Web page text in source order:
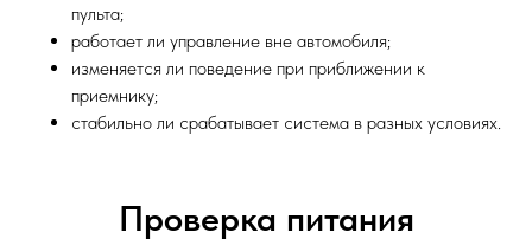
пульта;
работает ли управление вне автомобиля;
изменяется ли поведение при приближении к
приемнику;
стабильно ли срабатывает система в разных условиях.
Проверка питания